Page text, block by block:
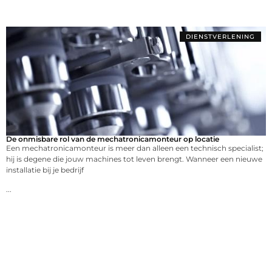
DIENSTVERLENING
De onmisbare rol van de mechatronicamonteur op locatie
Een mechatronicamonteur is meer dan alleen een technisch specialist;
hij is degene die jouw machines tot leven brengt. Wanneer een nieuwe
installatie bij je bedrijf
...